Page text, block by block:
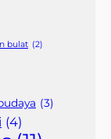
bulat (2)
(3)
(4)